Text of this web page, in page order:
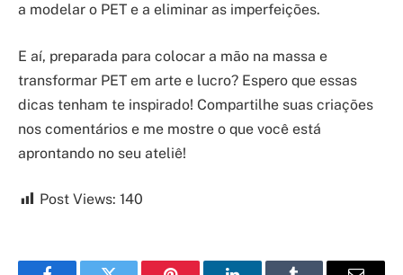
a modelar o PET e a eliminar as imperfeições.
E aí, preparada para colocar a mão na massa e
transformar PET em arte e lucro? Espero que essas
dicas tenham te inspirado! Compartilhe suas criações
nos comentários e me mostre o que você está
aprontando no seu ateliê!
Post Views: 140